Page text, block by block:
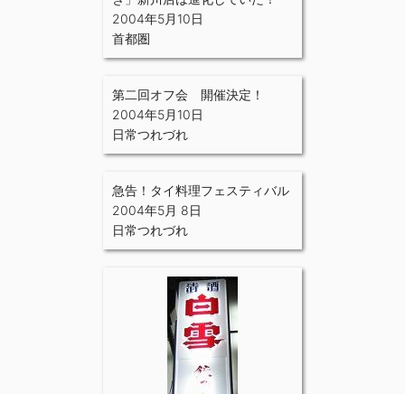
2004年5月10日
首都圏
第二回オフ会 開催決定！
2004年5月10日
日常つれづれ
急告！タイ料理フェスティバル
2004年5月 8日
日常つれづれ